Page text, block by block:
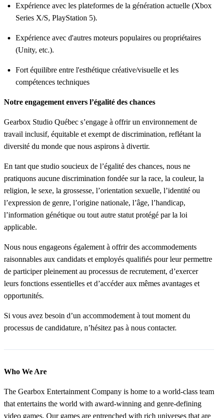
Expérience avec les plateformes de la génération actuelle (Xbox
Series X/S, PlayStation 5).
Expérience avec d'autres moteurs populaires ou propriétaires
(Unity, etc.).
Fort équilibre entre l'esthétique créative/visuelle et les
compétences techniques
Notre engagement envers l’égalité des chances
Gearbox Studio Québec s’engage à offrir un environnement de
travail inclusif, équitable et exempt de discrimination, reflétant la
diversité du monde que nous aspirons à divertir.
En tant que studio soucieux de l’égalité des chances, nous ne
pratiquons aucune discrimination fondée sur la race, la couleur, la
religion, le sexe, la grossesse, l’orientation sexuelle, l’identité ou
l’expression de genre, l’origine nationale, l’âge, l’handicap,
l’information génétique ou tout autre statut protégé par la loi
applicable.
Nous nous engageons également à offrir des accommodements
raisonnables aux candidats et employés qualifiés pour leur permettre
de participer pleinement au processus de recrutement, d’exercer
leurs fonctions essentielles et d’accéder aux mêmes avantages et
opportunités.
Si vous avez besoin d’un accommodement à tout moment du
processus de candidature, n’hésitez pas à nous contacter.
Who We Are
The Gearbox Entertainment Company is home to a world-class team
that entertains the world with award-winning and genre-defining
video games. Our games are entrenched with rich universes that are